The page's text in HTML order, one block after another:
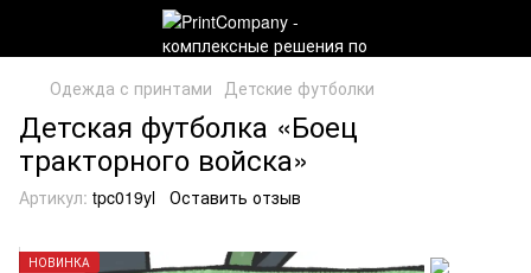
Одежда с принтами Детские футболки
Детская футболка «Боец
тракторного войска»
Артикул: tpc019yl Оставить отзыв
НОВИНКА